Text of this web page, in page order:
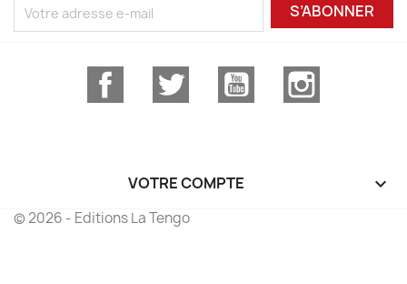
S’ABONNER
Facebook Twitter YouTube
VOTRE COMPTE 
© 2026 - Editions La Tengo